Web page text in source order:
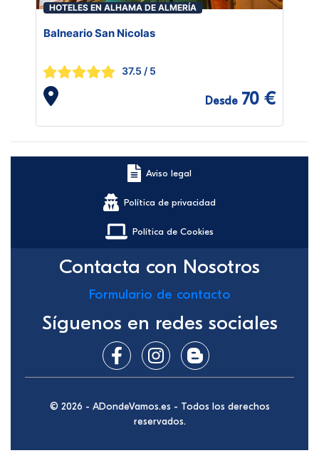
HOTELES EN ALHAMA DE ALMERÍA
Balneario San Nicolas
37.5 / 5
Desde 70 €
Aviso legal
Política de privacidad
Política de Cookies
Contacta con Nosotros
Formulario de contacto
Síguenos en redes sociales
© 2026 - ADondeVamos.es - Todos los derechos
reservados.